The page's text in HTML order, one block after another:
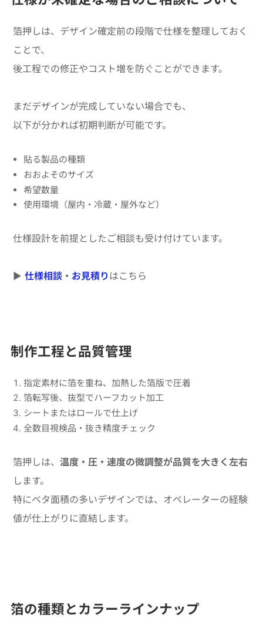
箔押しは、デザイン確定前の段階で仕様を整理しておく
ことで、
後工程での修正やコスト増を防ぐことができます。
まだデザインが完成していない場合でも、
以下が分かれば初期判断が可能です。
貼る製品の種類
おおよそのサイズ
希望数量
使用環境（屋内・冷蔵・屋外など）
仕様設計を前提としたご相談も受け付けています。
▶ 仕様相談・ お見積り はこちら
制作工程と品質管理
指定素材に箔を重ね、加熱した箔版で圧着
箔転写後、抜型でハーフカット加工
シートまたはロールで仕上げ
全数目視検品・抜き精度チェック
箔押しは、 温度・圧・速度の微調整が品質を大きく左右
します。
特にベタ面積の多いデザインでは、オペレーターの経験
値が仕上がりに直結します。
箔の種類とカラーラインナップ